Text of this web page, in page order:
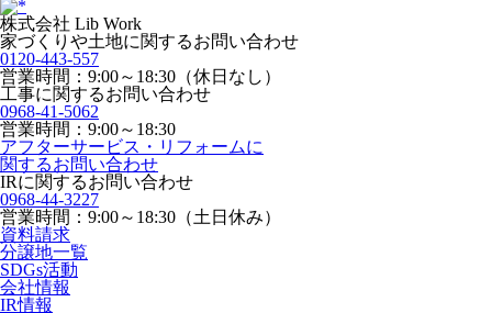
株式会社 Lib Work
家づくりや土地に関するお問い合わせ
0120-443-557
営業時間：9:00～18:30（休日なし）
工事に関するお問い合わせ
0968-41-5062
営業時間：9:00～18:30
アフターサービス・リフォームに
関するお問い合わせ
IRに関するお問い合わせ
0968-44-3227
営業時間：9:00～18:30（土日休み）
資料請求
分譲地一覧
SDGs活動
会社情報
IR情報